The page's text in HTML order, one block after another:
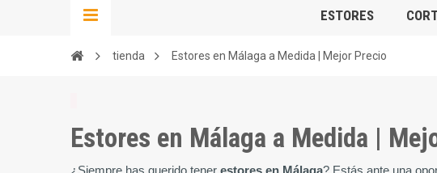
ESTORES
tienda Estores en Málaga a Medida | Mejor Precio
Estores en Málaga a Medida |
¿Siempre has querido tener estores en Málaga? Estás ante una